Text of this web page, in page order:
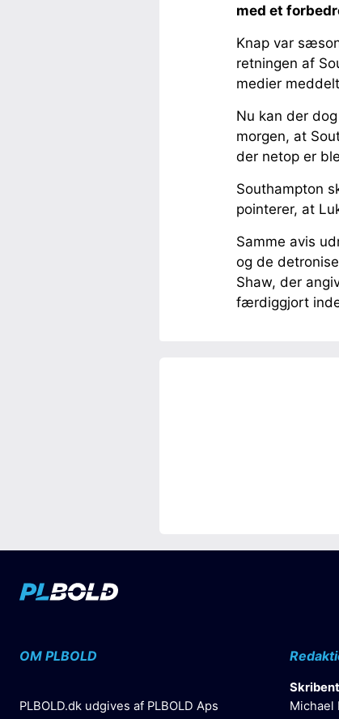
med et
Knap var
retningen af
medier
Nu kan der
morgen, at
der netop er
Southampton
pointerer, at
Samme avis
og de
Shaw, der
færdiggjort
OM PLBOLD
PLBOLD.dk udgives af PLBOLD Aps